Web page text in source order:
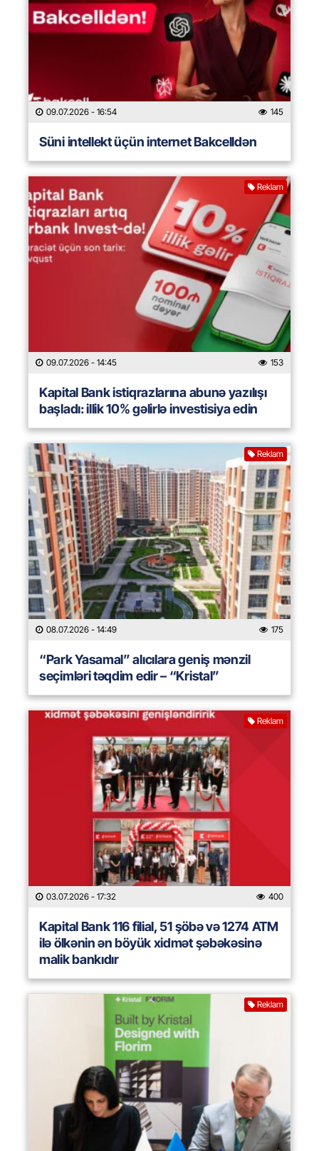
09.07.2026 - 16:54 145
Süni intellekt üçün internet Bakcelldən
Reklam
09.07.2026 - 14:45 153
Kapital Bank istiqrazlarına abunə yazılışı
başladı: illik 10% gəlirlə investisiya edin
Reklam
08.07.2026 - 14:49 175
“Park Yasamal” alıcılara geniş mənzil
seçimləri təqdim edir – “Kristal”
Reklam
03.07.2026 - 17:32 400
Kapital Bank 116 filial, 51 şöbə və 1274 ATM
ilə ölkənin ən böyük xidmət şəbəkəsinə
malik bankıdır
Reklam